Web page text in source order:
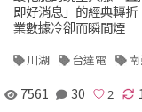
即好消息」的經典轉
業數據冷卻而瞬間煙
川湖 台達電
7561 30